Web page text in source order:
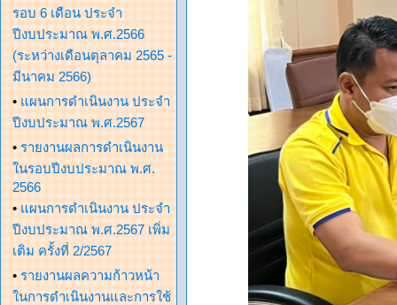
รอบ 6 เดือน ประจำ
ปีงบประมาณ พ.ศ.2566
(ระหว่างเดือนตุลาคม 2565 -
มีนาคม 2566)
• แผนการดำเนินงาน ประจำ
ปีงบประมาณ พ.ศ.2567
• รายงานผลการดำเนินงาน
ในรอบปีงบประมาณ พ.ศ.
2566
• แผนการดำเนินงาน ประจำ
ปีงบประมาณ พ.ศ.2567 เพิ่ม
เติม ครั้งที่ 2/2567
• รายงานผลความก้าวหน้า
ในการดำเนินงานและการใช้